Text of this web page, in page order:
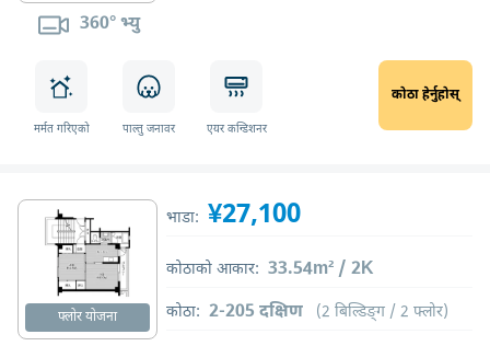
360° भ्यु
मर्मत गरिएको पाल्तु जनावर एयर कन्डिशनर
कोठा हेर्नुहोस्
फ्लोर योजना
भाडा: ¥27,100
कोठाको आकार: 33.54m² / 2K
कोठा: 2-205 दक्षिण (2 बिल्डिङ्ग / 2 फ्लोर)